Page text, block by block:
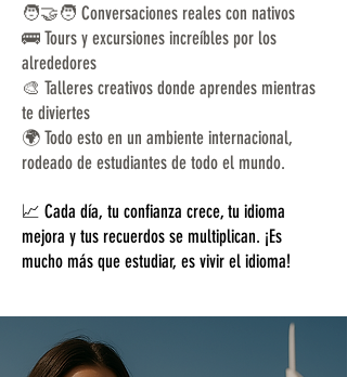
🧑‍🤝‍🧑 Conversaciones reales con nativos
🚌 Tours y excursiones increíbles por los
alrededores
🎨 Talleres creativos donde aprendes mientras
te diviertes
🌍 Todo esto en un ambiente internacional,
rodeado de estudiantes de todo el mundo.
📈 Cada día, tu confianza crece, tu idioma
mejora y tus recuerdos se multiplican. ¡Es
mucho más que estudiar, es vivir el idioma!